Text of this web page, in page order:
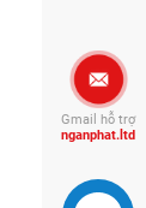
Gmail hỗ trợ
nganphat.ltd